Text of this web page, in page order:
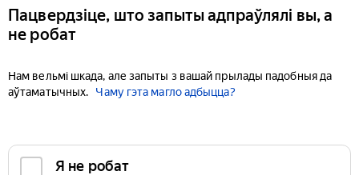
Пацвердзіце, што запыты адпраўлялі вы, а
не робат
Нам вельмі шкада, але запыты з вашай прылады падобныя да
аўтаматычных.
Чаму гэта магло адбыцца?
Я не робат